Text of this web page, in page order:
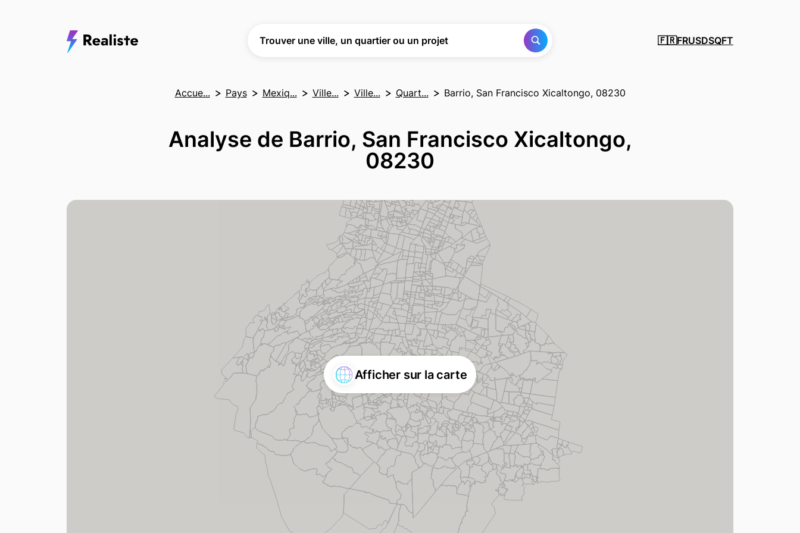
Trouver une ville, un quartier ou un projet
🇫🇷FRUSDSQFT
Accue... Pays Mexiq... Ville... Ville... Quart... Barrio, San Francisco Xicaltongo, 08230
Analyse de Barrio, San Francisco Xicaltongo,
08230
Afficher sur la carte